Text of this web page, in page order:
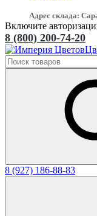
Адрес склада:
Включите
8 (800) 200-74-20
8 (927) 186-88-83